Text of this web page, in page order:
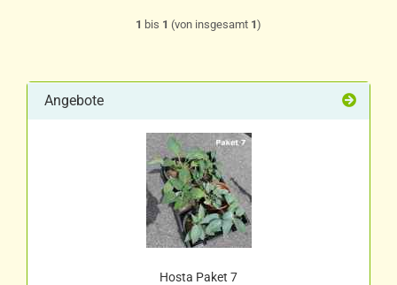
1 bis 1 (von insgesamt 1)
Angebote
Hosta Paket 7